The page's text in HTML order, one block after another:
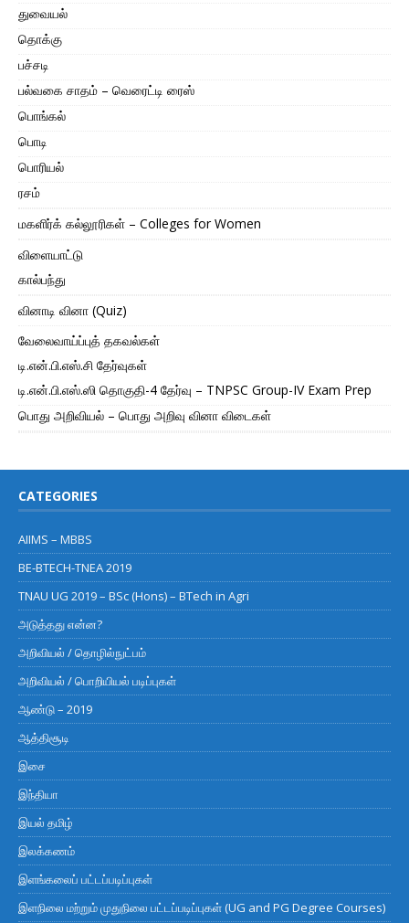
துவையல்
தொக்கு
பச்சடி
பல்வகை சாதம் – வெரைட்டி ரைஸ்
பொங்கல்
பொடி
பொரியல்
ரசம்
மகளிர்க் கல்லூரிகள் – Colleges for Women
விளையாட்டு
கால்பந்து
வினாடி வினா (Quiz)
வேலைவாய்ப்புத் தகவல்கள்
டி.என்.பி.எஸ்.சி தேர்வுகள்
டி.என்.பி.எஸ்.ஸி தொகுதி-4 தேர்வு – TNPSC Group-IV Exam Prep
பொது அறிவியல் – பொது அறிவு வினா விடைகள்
CATEGORIES
AIIMS – MBBS
BE-BTECH-TNEA 2019
TNAU UG 2019 – BSc (Hons) – BTech in Agri
அடுத்தது என்ன?
அறிவியல் / தொழில்நுட்பம்
அறிவியல் / பொறியியல் படிப்புகள்
ஆண்டு – 2019
ஆத்திசூடி
இசை
இந்தியா
இயல் தமிழ்
இலக்கணம்
இளங்கலைப் பட்டப்படிப்புகள்
இளநிலை மற்றும் முதுநிலை பட்டப்படிப்புகள் (UG and PG Degree Courses)